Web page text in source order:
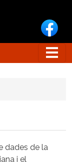
dades de la
i el